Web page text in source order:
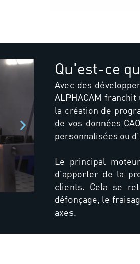
Qu'est-ce
Avec des
ALPHACAM
la création de
de vos données
personnalisées ou
Le principal
d’apporter de la
clients. Cela se
défonçage, le
axes.